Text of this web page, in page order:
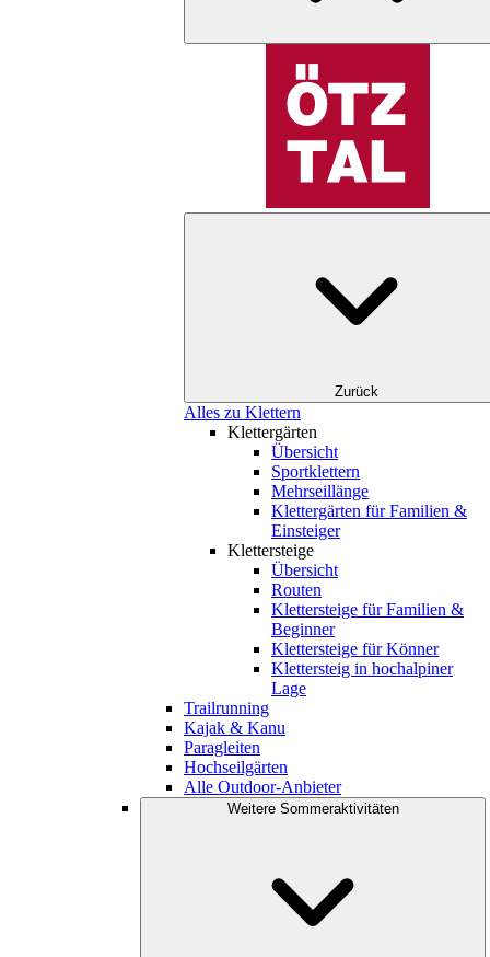
Zurück
Alles zu Klettern
Klettergärten
Übersicht
Sportklettern
Mehrseillänge
Klettergärten für Familien &
Einsteiger
Klettersteige
Übersicht
Routen
Klettersteige für Familien &
Beginner
Klettersteige für Könner
Klettersteig in hochalpiner
Lage
Trailrunning
Kajak & Kanu
Paragleiten
Hochseilgärten
Alle Outdoor-Anbieter
Weitere Sommeraktivitäten